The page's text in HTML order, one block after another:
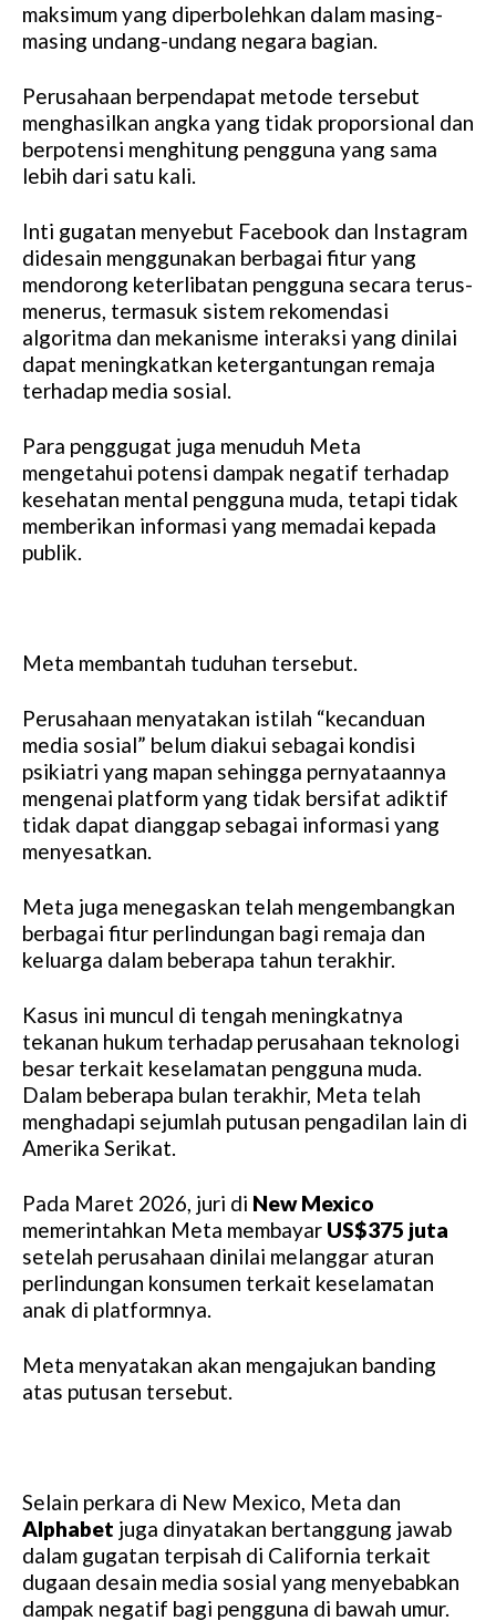
maksimum yang diperbolehkan dalam masing-
masing undang-undang negara bagian.
Perusahaan berpendapat metode tersebut
menghasilkan angka yang tidak proporsional dan
berpotensi menghitung pengguna yang sama
lebih dari satu kali.
Inti gugatan menyebut Facebook dan Instagram
didesain menggunakan berbagai fitur yang
mendorong keterlibatan pengguna secara terus-
menerus, termasuk sistem rekomendasi
algoritma dan mekanisme interaksi yang dinilai
dapat meningkatkan ketergantungan remaja
terhadap media sosial.
Para penggugat juga menuduh Meta
mengetahui potensi dampak negatif terhadap
kesehatan mental pengguna muda, tetapi tidak
memberikan informasi yang memadai kepada
publik.
Meta membantah tuduhan tersebut.
Perusahaan menyatakan istilah “kecanduan
media sosial” belum diakui sebagai kondisi
psikiatri yang mapan sehingga pernyataannya
mengenai platform yang tidak bersifat adiktif
tidak dapat dianggap sebagai informasi yang
menyesatkan.
Meta juga menegaskan telah mengembangkan
berbagai fitur perlindungan bagi remaja dan
keluarga dalam beberapa tahun terakhir.
Kasus ini muncul di tengah meningkatnya
tekanan hukum terhadap perusahaan teknologi
besar terkait keselamatan pengguna muda.
Dalam beberapa bulan terakhir, Meta telah
menghadapi sejumlah putusan pengadilan lain di
Amerika Serikat.
Pada Maret 2026, juri di New Mexico
memerintahkan Meta membayar US$375 juta
setelah perusahaan dinilai melanggar aturan
perlindungan konsumen terkait keselamatan
anak di platformnya.
Meta menyatakan akan mengajukan banding
atas putusan tersebut.
Selain perkara di New Mexico, Meta dan
Alphabet juga dinyatakan bertanggung jawab
dalam gugatan terpisah di California terkait
dugaan desain media sosial yang menyebabkan
dampak negatif bagi pengguna di bawah umur.